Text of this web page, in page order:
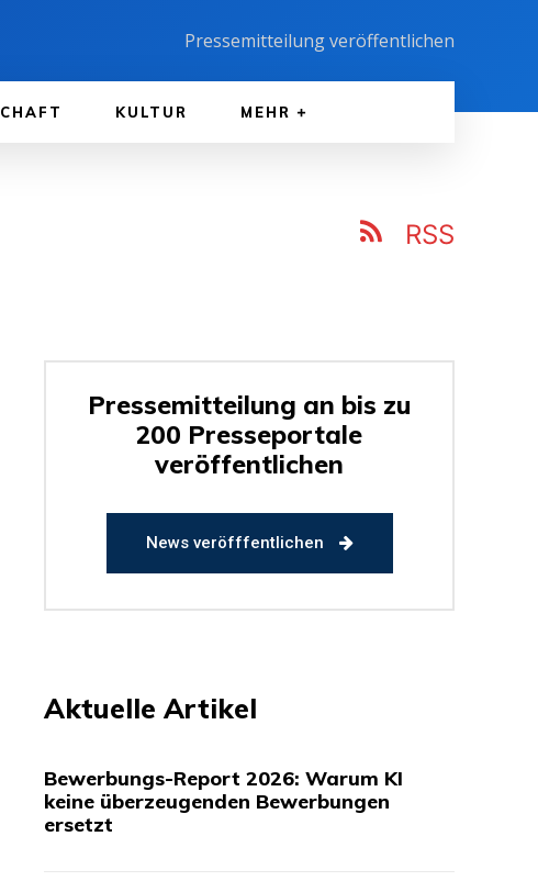
Pressemitteilung veröffentlichen
KULTUR MEHR
RSS
Pressemitteilung an bis zu
200 Presseportale
veröffentlichen
News veröfffentlichen
Aktuelle Artikel
Bewerbungs-Report 2026: Warum KI
keine überzeugenden Bewerbungen
ersetzt